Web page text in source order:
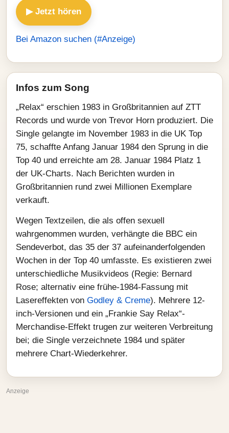
▶ Jetzt hören
Bei Amazon suchen (#Anzeige)
Infos zum Song
„Relax“ erschien 1983 in Großbritannien auf ZTT
Records und wurde von Trevor Horn produziert. Die
Single gelangte im November 1983 in die UK Top
75, schaffte Anfang Januar 1984 den Sprung in die
Top 40 und erreichte am 28. Januar 1984 Platz 1
der UK-Charts. Nach Berichten wurden in
Großbritannien rund zwei Millionen Exemplare
verkauft.
Wegen Textzeilen, die als offen sexuell
wahrgenommen wurden, verhängte die BBC ein
Sendeverbot, das 35 der 37 aufeinanderfolgenden
Wochen in der Top 40 umfasste. Es existieren zwei
unterschiedliche Musikvideos (Regie: Bernard
Rose; alternativ eine frühe-1984-Fassung mit
Lasereffekten von Godley & Creme). Mehrere 12-
inch-Versionen und ein „Frankie Say Relax“-
Merchandise-Effekt trugen zur weiteren Verbreitung
bei; die Single verzeichnete 1984 und später
mehrere Chart-Wiederkehrer.
Anzeige